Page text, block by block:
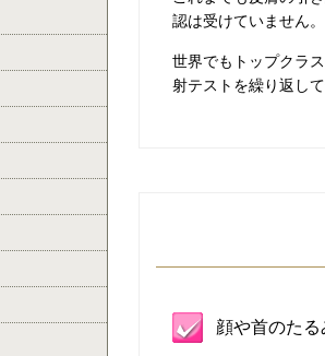
認は受けていません。
世界でもトップクラ
射テストを繰り返し
顔や首のた